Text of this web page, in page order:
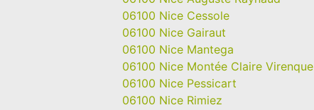
06100 Nice Cessole
06100 Nice Gairaut
06100 Nice Mantega
06100 Nice Montée Claire Virenque
06100 Nice Pessicart
06100 Nice Rimiez